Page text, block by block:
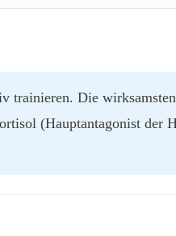
trainieren. Die
(Hauptantagonist der